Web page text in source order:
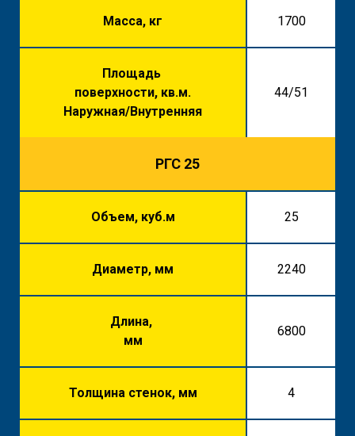
Масса, кг 1700
Площадь
поверхности, кв.м.
Наружная/Внутренняя
44/51
РГС 25
Объем, куб.м 25
Диаметр, мм 2240
Длина,
мм
6800
Толщина стенок, мм 4